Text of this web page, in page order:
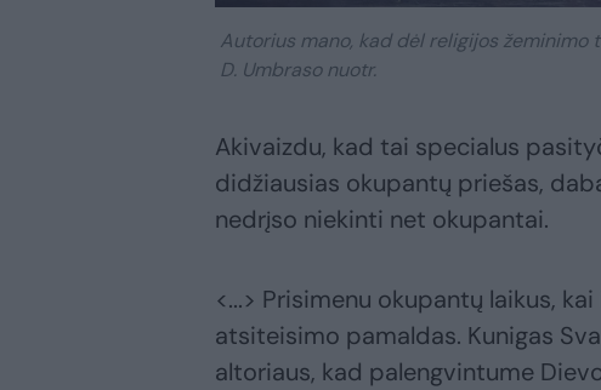
Autorius mano, kad dėl religijos
D. Umbraso nuotr.
Akivaizdu, kad tai specialus
didžiausias okupantų priešas,
nedrįso niekinti net okupantai.
<...> Prisimenu okupantų laikus,
atsiteisimo pamaldas. Kunigas
altoriaus, kad palengvintume